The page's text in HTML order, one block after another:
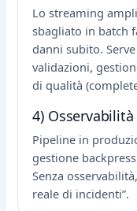
Lo streaming
sbagliato in batch
danni subito.
validazioni,
di qualità
4)
Pipeline in
gestione
Senza
reale di incidenti”.